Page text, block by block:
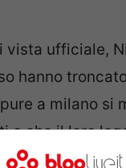
vista ufficiale,
hanno
a milano si
e che il loro
forte come